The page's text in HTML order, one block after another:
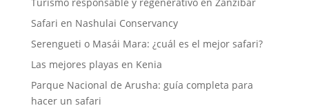
Safari en Nashulai Conservancy
Serengueti o Masái Mara: ¿cuál es el mejor safari?
Las mejores playas en Kenia
Parque Nacional de Arusha: guía completa para
hacer un safari